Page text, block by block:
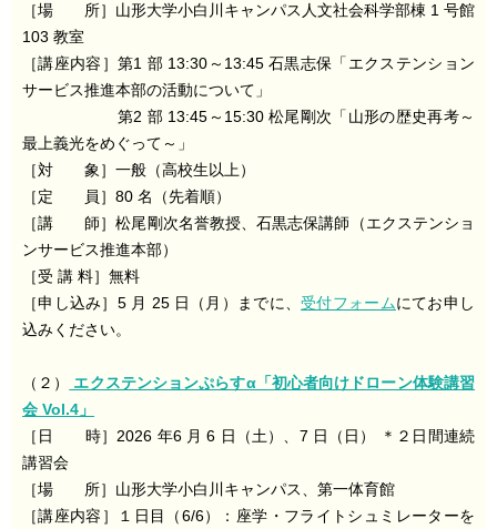
［場 所］山形大学小白川キャンパス人文社会科学部棟 1 号館
103 教室
［講座内容］第1 部 13:30～13:45 石黒志保「エクステンション
サービス推進本部の活動について」
第2 部 13:45～15:30 松尾剛次「山形の歴史再考～
最上義光をめぐって～」
［対 象］一般（高校生以上）
［定 員］80 名（先着順）
［講 師］松尾剛次名誉教授、石黒志保講師（エクステンショ
ンサービス推進本部）
［受 講 料］無料
［申し込み］5 月 25 日（月）までに、受付フォームにてお申し
込みください。
（２）
エクステンションぷらすα「初心者向けドローン体験講習
会 Vol.4」
［日 時］2026 年6 月 6 日（土）、7 日（日） ＊２日間連続
講習会
［場 所］山形大学小白川キャンパス、第一体育館
［講座内容］１日目（6/6）：座学・フライトシュミレーターを